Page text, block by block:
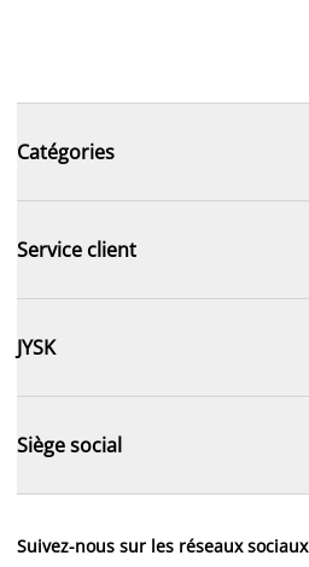
Catégories
Service client
JYSK
Siège social
Suivez-nous sur les réseaux sociaux